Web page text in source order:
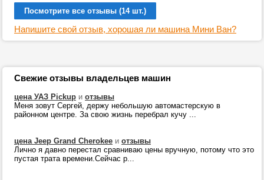
Посмотрите все отзывы (14 шт.)
Напишите свой отзыв, хорошая ли машина Мини Ван?
Свежие отзывы владельцев машин
цена УАЗ Pickup и отзывы
Меня зовут Сергей, держу небольшую автомастерскую в
районном центре. За свою жизнь перебрал кучу ...
цена Jeep Grand Cherokee и отзывы
Лично я давно перестал сравниваю цены вручную, потому что это
пустая трата времени.Сейчас р...